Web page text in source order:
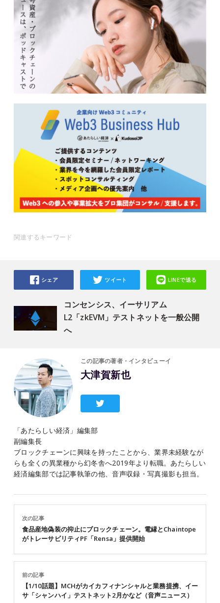
関連するキーワード
コンセンシス、イーサリアム
L2「zkEVM」テストネットを一般公開
へ
シェア ツイート LINEで送る
この記事の著者・インタビューイ
大津賀新也
「あたらしい経済」編集部
副編集長
ブロックチェーンに興味を持ったことから、業界未経験なが
らも全くの異業種から幻冬舎へ2019年より転職。あたらしい
経済編集部では記事執筆の他、音声収録・写真撮影も担当。
前の記事
【1/10話題】MCHがカイカフィナンシャルと業務提携、イー
サ「シャンハイ」テストネット2月かなど（音声ニュース）
次の記事
食品産地偽装の抑止にブロックチェーン。電縁とChaintope
がトレーサビリティPF「Rensa」提供開始